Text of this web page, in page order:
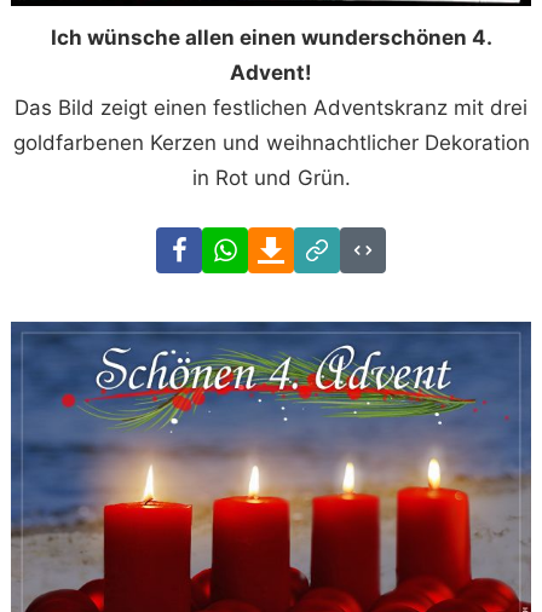
Ich wünsche allen einen wunderschönen 4.
Advent!
Das Bild zeigt einen festlichen Adventskranz mit drei
goldfarbenen Kerzen und weihnachtlicher Dekoration
in Rot und Grün.
FacebookWhatsAppDownload
Link
Code